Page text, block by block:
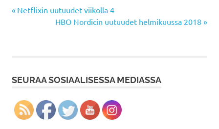
Artikkelien
selaus
Previous
Netflixin uutuudet viikolla 4
Next
Post:
HBO Nordicin uutuudet helmikuussa 2018
SEURAA SOSIAALISESSA MEDIASSA